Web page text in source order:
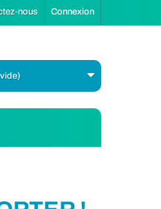
Connexion
nous